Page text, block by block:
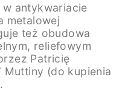
w antykwariacie
metalowej
też obudowa
reliefowym
Patricię
Muttiny (do kupienia